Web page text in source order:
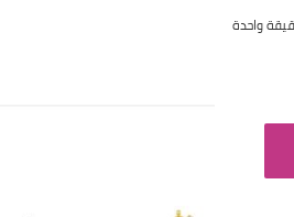
واحدة